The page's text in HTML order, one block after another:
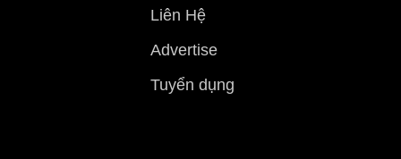
Liên Hệ
Advertise
Tuyển dụng